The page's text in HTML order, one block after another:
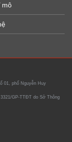
mô
01, phố Nguyễn Huy
GP-TTĐT do Sở Thông